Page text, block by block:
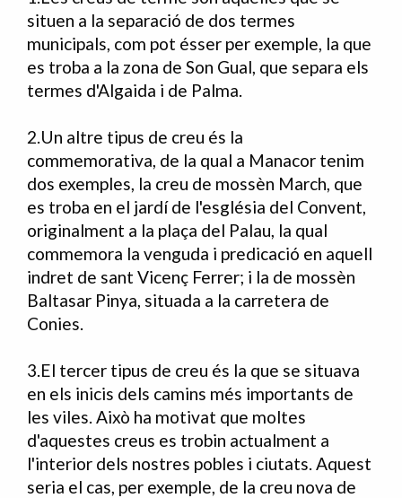
situen a la separació de dos termes
municipals, com pot ésser per exemple, la que
es troba a la zona de Son Gual, que separa els
termes d'Algaida i de Palma.
2.Un altre tipus de creu és la
commemorativa, de la qual a Manacor tenim
dos exemples, la creu de mossèn March, que
es troba en el jardí de l'església del Convent,
originalment a la plaça del Palau, la qual
commemora la venguda i predicació en aquell
indret de sant Vicenç Ferrer; i la de mossèn
Baltasar Pinya, situada a la carretera de
Conies.
3.El tercer tipus de creu és la que se situava
en els inicis dels camins més importants de
les viles. Això ha motivat que moltes
d'aquestes creus es trobin actualment a
l'interior dels nostres pobles i ciutats. Aquest
seria el cas, per exemple, de la creu nova de